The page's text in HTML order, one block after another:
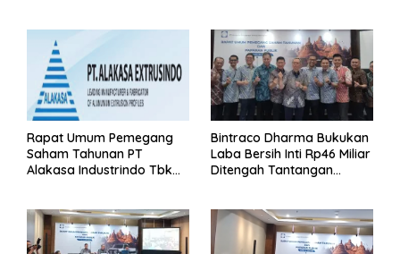
Rapat Umum Pemegang
Saham Tahunan PT
Alakasa Industrindo Tbk
Bintraco Dharma Bukukan
Laba Bersih Inti Rp46 Miliar
Ditengah Tantangan